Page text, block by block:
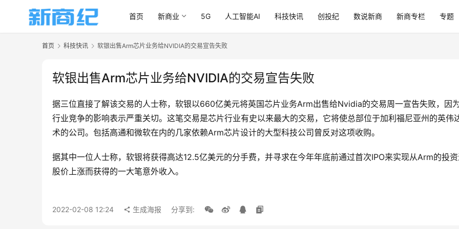
首页 新商业 5G 人工智能AI 科技快讯 创投纪 数说新商 新商专栏 专题
首页 科技快讯 软银出售Arm芯片业务给NVIDIA的交易宣告失败
软银出售Arm芯片业务给NVIDIA的交易宣告失败
据三位直接了解该交易的人士称，软银以660亿美元将英国芯片业务Arm出售给Nvidia的交易周一宣告失败，因
行业竞争的影响表示严重关切。这笔交易是芯片行业有史以来最大的交易，它将使总部位于加利福尼亚州的英
术的公司。包括高通和微软在内的几家依赖Arm芯片设计的大型科技公司曾反对这项收购。
据其中一位人士称，软银将获得高达12.5亿美元的分手费，并寻求在今年年底前通过首次IPO来实现从Arm的投
股价上涨而获得的一大笔意外收入。
2022-02-08 12:24 生成海报 分享到: